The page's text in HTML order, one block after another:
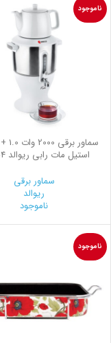
ناموجود
استیل مات رابی ریوالد 800204
سماور برقی
ریوالد
ناموجود
ناموجود